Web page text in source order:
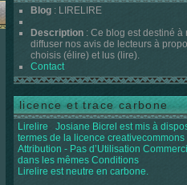
Blog : LIRELIRE
Description : Ce blog est destiné à
diffuser nos avis de lecteurs à
choisis (élire) et lus (lire).
Contact
licence et trace carbone
Lirelire Josiane Bicrel est mis à
termes de la licence
Attribution - Pas d’Utilisation
dans les mêmes Conditions
Lirelire est neutre en carbone.